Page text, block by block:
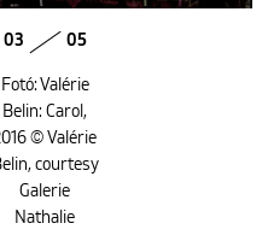
03 05
Fotó: Valérie
Belin: Carol,
© Valérie
courtesy
Galerie
Nathalie